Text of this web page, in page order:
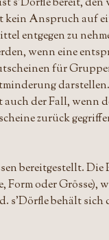
s'Dörfle bereit,
Anspruch auf
entgegen zu
wenn eine
für
der Fall, wenn
zurück
bereitgestellt.
oder Grösse),
behält